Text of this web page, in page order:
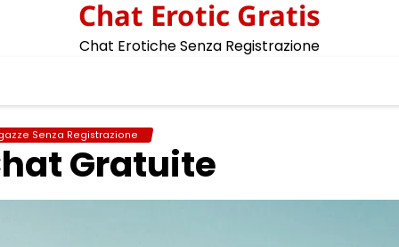
Chat Erotic Gratis
Chat Erotiche Senza Registrazione
Senza Registrazione
Gratuite